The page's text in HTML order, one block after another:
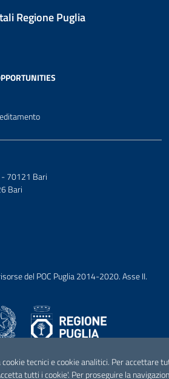
tecnici e cookie analitici. Per accettare
tutti i cookie'. Per proseguire la
Regione Puglia
- 70121 Bari
Bari
del POC Puglia 2014-2020. Asse II.
InstagramLinkedin